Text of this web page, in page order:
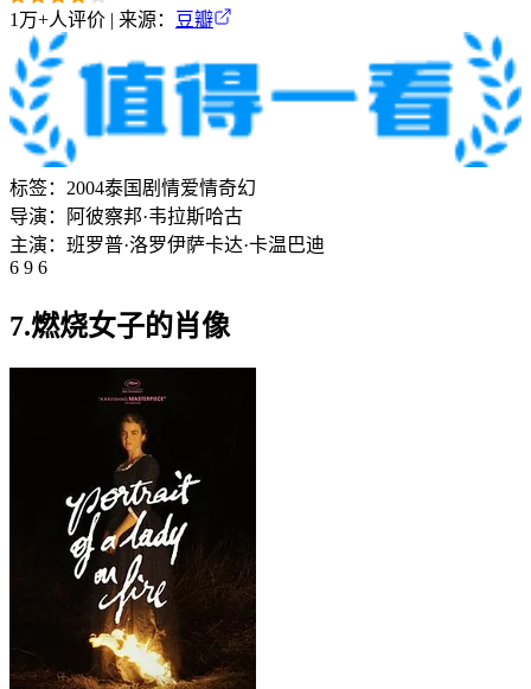
1万+人评价 | 来源： 豆瓣
标签： 2004泰国 剧情爱情奇幻
导演：
阿彼察邦·韦拉斯哈古
主演： 班罗普·洛罗伊萨卡达·卡温巴迪
6 9 6
7.燃烧女子的肖像